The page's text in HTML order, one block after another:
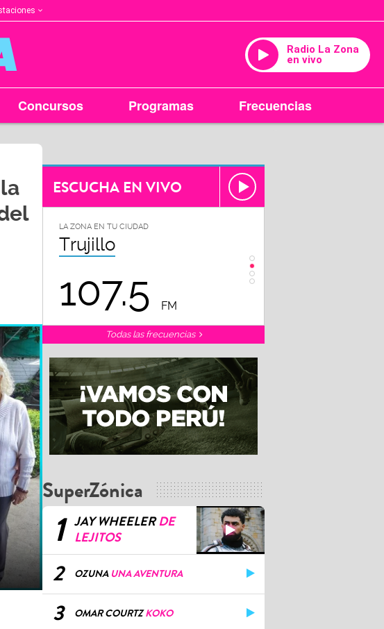
Radio La Zona
en vivo
Concursos Programas Frecuencias
ESCUCHA EN VIVO
LA ZONA EN TU CIUDAD
Trujillo
107.5 FM 102.3
Todas las frecuencias
SuperZónica
1 JAY WHEELERDE
LEJITOS
2 OZUNA UNA AVENTURA
3 OMAR COURTZKOKO